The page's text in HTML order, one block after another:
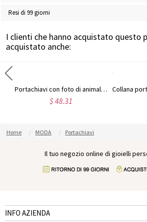
Resi di 99 giorni
I clienti che hanno acquistato questo
acquistato anche:
Portachiavi con foto di animali domestici incisi
$ 48.31
Home MODA Portachiavi
Il tuo negozio online di gioielli
INFO AZIENDA